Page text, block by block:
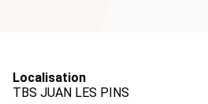
Localisation
TBS JUAN LES PINS